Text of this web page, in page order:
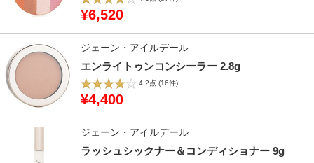
¥6,520
ジェーン・アイルデール
エンライトゥンコンシーラー 2.8g
4.2点 (16件)
¥4,400
ジェーン・アイルデール
ラッシュシックナー＆コンディショナー 9g